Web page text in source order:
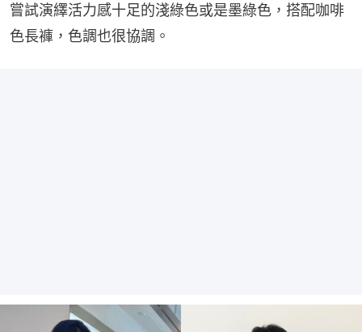
嘗試演繹活力感十足的淺綠色或是墨綠色，搭配咖啡
色長褲，色調也很協調。